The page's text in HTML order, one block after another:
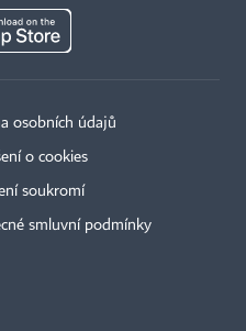
osobních údajů
o cookies
soukromí
smluvní podmínky